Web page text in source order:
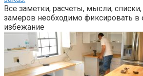
Все заметки, расчеты, мысли, списки,
замеров необходимо фиксировать в
избежание